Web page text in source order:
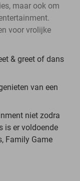
maar ook om
voor vrolijke
& greet of dans
van een
niet zodra
is er voldoende
Family Game